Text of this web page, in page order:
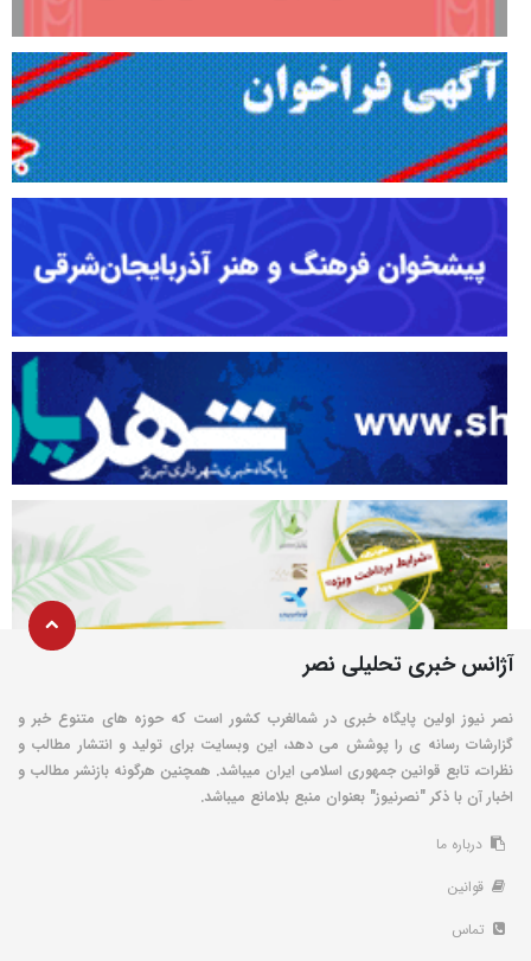
آژانس خبری تحلیلی نصر
نصر نیوز اولین پایگاه خبری در شمالغرب کشور است که حوزه های متنوع خبر و
گزارشات رسانه ی را پوشش می دهد، این وبسایت برای تولید و انتشار مطالب و
نظرات، تابع قوانین جمهوری اسلامی ایران میباشد. همچنین هرگونه بازنشر مطالب و
اخبار آن با ذکر "نصرنیوز" بعنوان منبع بلامانع میباشد.
درباره ما
قوانین
تماس